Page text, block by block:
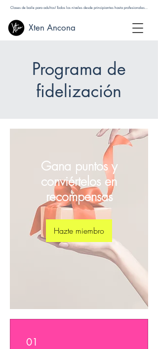
Clases de baile para adultos! Todos los niveles desde principiantes hasta profesionales...
Xten Ancona
Programa de
fidelización
Gana puntos y
conviértelos en
recompensas
Hazte miembro
01